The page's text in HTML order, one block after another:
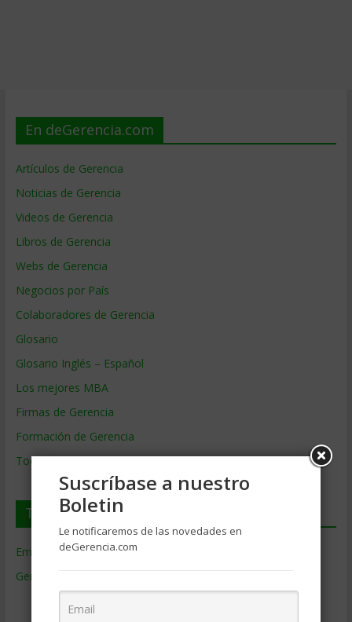
En deGerencia.com
Artículos de Gerencia
Noticias de Gerencia
Videos de Gerencia
Libros de Gerencia
Webs de Gerencia
Negocios por País
Colaboradores de Gerencia
Glosario
Glosario Inglés – Español
Los mejores MBA
Firmas de Gerencia
Formación de Gerencia
Todos los Temas
Temas de Gerencia
Empresas de Gerencia(38)
Gerencia
Ciencias Económicas
Suscríbase a nuestro
Boletin
Le notificaremos de las novedades en
deGerencia.com